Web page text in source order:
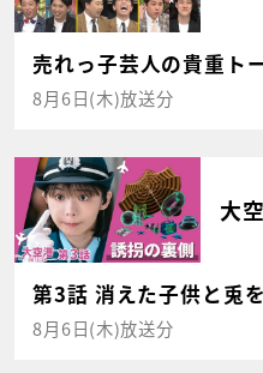
売れっ子芸人の貴重ト
8月6日(木)放送分
大
第3話 消えた子供と兎
8月6日(木)放送分